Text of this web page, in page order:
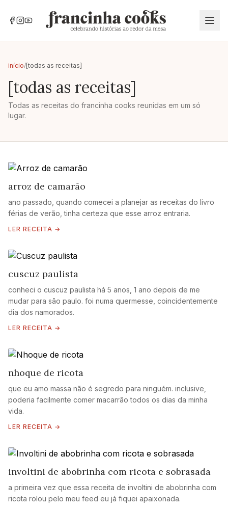
início/[todas as receitas]
[todas as receitas]
Todas as receitas do francinha cooks reunidas em um só
lugar.
arroz de camarão
ano passado, quando comecei a planejar as receitas do livro
férias de verão, tinha certeza que esse arroz entraria.
LER RECEITA →
cuscuz paulista
conheci o cuscuz paulista há 5 anos, 1 ano depois de me
mudar para são paulo. foi numa quermesse, coincidentemente
dia dos namorados.
LER RECEITA →
nhoque de ricota
que eu amo massa não é segredo para ninguém. inclusive,
poderia facilmente comer macarrão todos os dias da minha
vida.
LER RECEITA →
involtini de abobrinha com ricota e sobrasada
a primeira vez que essa receita de involtini de abobrinha com
ricota rolou pelo meu feed eu já fiquei apaixonada.